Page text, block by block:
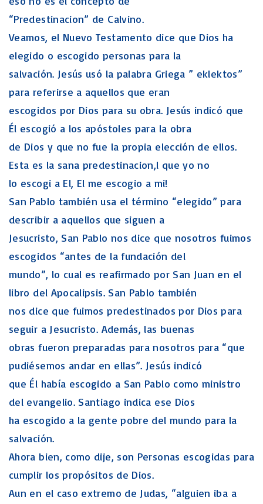
“Predestinacion” de Calvino.
Veamos, el Nuevo Testamento dice que Dios ha
elegido o escogido personas para la
salvación. Jesús usó la palabra Griega ” eklektos”
para referirse a aquellos que eran
escogidos por Dios para su obra. Jesús indicó que
Él escogió a los apóstoles para la obra
de Dios y que no fue la propia elección de ellos.
Esta es la sana predestinacion,l que yo no
lo escogi a El, El me escogio a mi!
San Pablo también usa el término “elegido” para
describir a aquellos que siguen a
Jesucristo, San Pablo nos dice que nosotros fuimos
escogidos “antes de la fundación del
mundo”, lo cual es reafirmado por San Juan en el
libro del Apocalipsis. San Pablo también
nos dice que fuimos predestinados por Dios para
seguir a Jesucristo. Además, las buenas
obras fueron preparadas para nosotros para “que
pudiésemos andar en ellas”. Jesús indicó
que Él había escogido a San Pablo como ministro
del evangelio. Santiago indica ese Dios
ha escogido a la gente pobre del mundo para la
salvación.
Ahora bien, como dije, son Personas escogidas para
cumplir los propósitos de Dios.
Aun en el caso extremo de Judas, “alguien iba a